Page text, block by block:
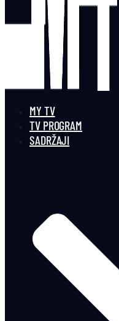
MY TV
TV PROGRAM
SADRŽAJI